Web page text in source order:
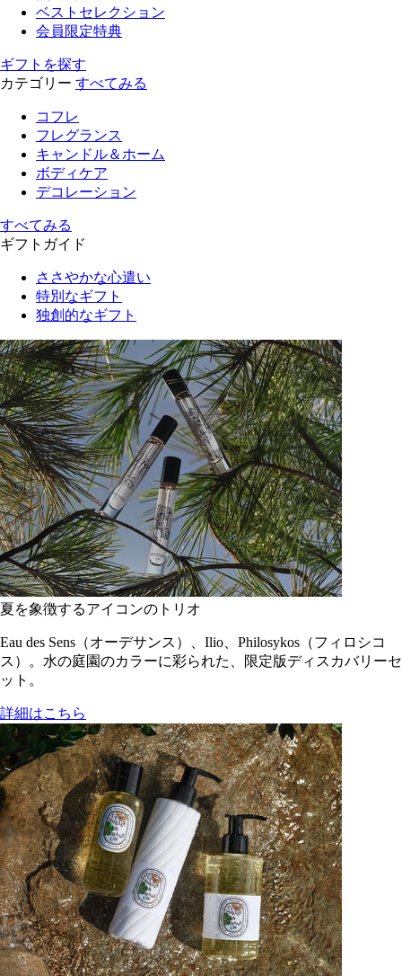
ベストセレクション
会員限定特典
ギフトを探す
カテゴリー すべてみる
コフレ
フレグランス
キャンドル＆ホーム
ボディケア
デコレーション
すべてみる
ギフトガイド
ささやかな心遣い
特別なギフト
独創的なギフト
夏を象徴するアイコンのトリオ
Eau des Sens（オーデサンス）、Ilio、Philosykos（フィロシコ
ス）。水の庭園のカラーに彩られた、限定版ディスカバリーセ
ット。
詳細はこちら